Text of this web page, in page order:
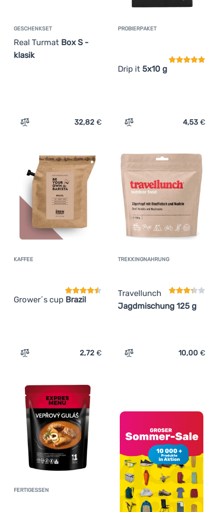
GESCHENKSET
Real Turmat Box S -
klasik
Zum Vergleich 'Geschenkset Real Turmat Box S - klasik'
32,82 €
PROBIERPAKET
Drip it 5x10 g
Zum Vergleich
4,53 €
KAFFEE
Grower´s cup Brazil
Kundenbewertung
Zum Vergleich 'Kaffee Grower´s cup Brazil' hinzufügen
2,72 €
TREKKINGNAHRUNG
Travellunch
Jagdmischung 125 g
Zum Vergleich
10,00 €
FERTIGESSEN Kundenbewertung